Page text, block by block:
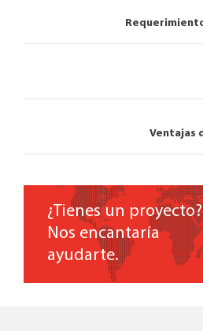
Ventajas
¿Tienes un proyecto?
Nos encantaría
ayudarte.